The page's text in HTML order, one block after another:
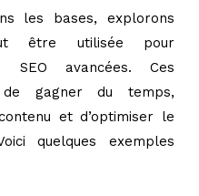
les bases, explorons
être utilisée pour
SEO avancées. Ces
de gagner du temps,
et d’optimiser le
quelques exemples